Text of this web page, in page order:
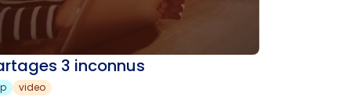
3 inconnus
video